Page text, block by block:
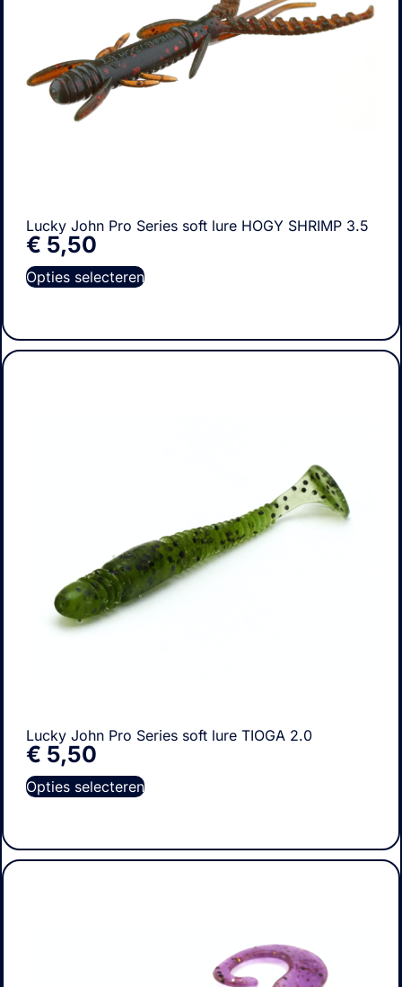
Lucky John Pro Series soft lure HOGY SHRIMP 3.5
€ 5,50
Opties selecteren
Lucky John Pro Series soft lure TIOGA 2.0
€ 5,50
Opties selecteren